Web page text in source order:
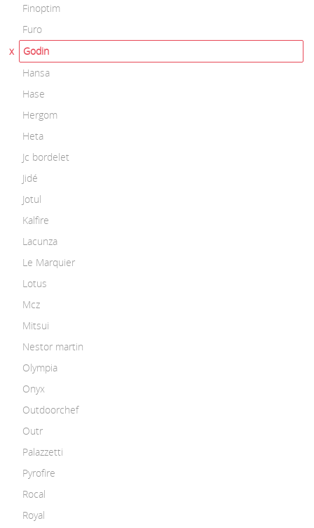
Finoptim
Furo
Godin
Hansa
Hase
Hergom
Heta
Jc bordelet
Jidé
Jotul
Kalfire
Lacunza
Le Marquier
Lotus
Mcz
Mitsui
Nestor martin
Olympia
Onyx
Outdoorchef
Outr
Palazzetti
Pyrofire
Rocal
Royal